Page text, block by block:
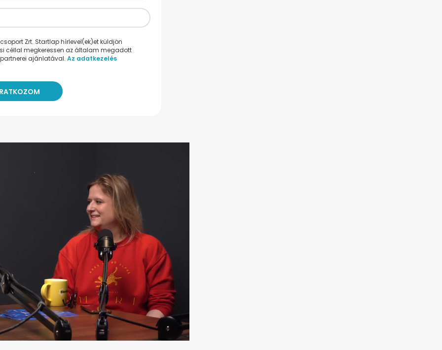
Zrt. Startlap hírlevel(ek)et küldjön
céllal megkeressen az általam megadott
ajánlatával. Az adatkezelés